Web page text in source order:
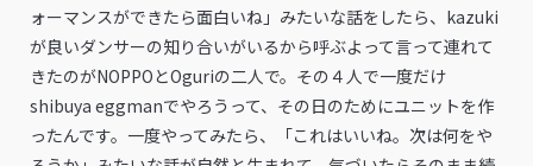
ォーマンスができたら面白いね」みたいな話をしたら、kazuki
が良いダンサーの知り合いがいるから呼ぶよって言って連れて
きたのがNOPPOとOguriの二人で。その４人で一度だけ
shibuya eggmanでやろうって、その日のためにユニットを作
ったんです。一度やってみたら、「これはいいね。次は何をや